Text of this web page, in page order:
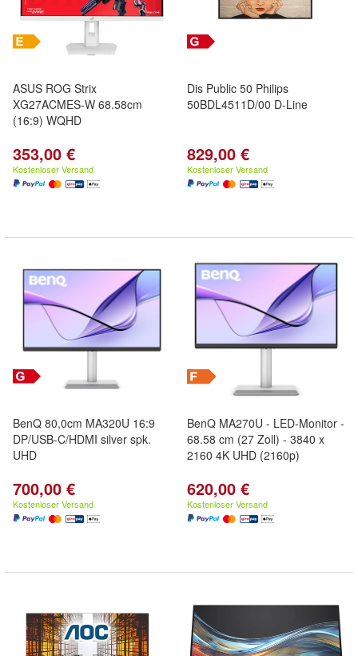
ASUS ROG Strix
XG27ACMES-W 68.58cm
(16:9) WQHD
353,00 €
Kostenloser Versand
Dis Public 50 Philips
50BDL4511D/00 D-Line
829,00 €
Kostenloser Versand
BenQ 80,0cm MA320U 16:9
DP/USB-C/HDMI silver spk.
UHD
700,00 €
Kostenloser Versand
BenQ MA270U - LED-Monitor -
68.58 cm (27 Zoll) - 3840 x
2160 4K UHD (2160p)
620,00 €
Kostenloser Versand